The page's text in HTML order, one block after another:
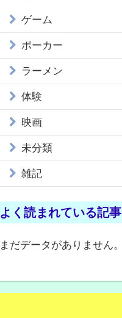
ゲーム
ポーカー
ラーメン
体験
映画
未分類
雑記
よく読まれている記事
まだデータがありません。